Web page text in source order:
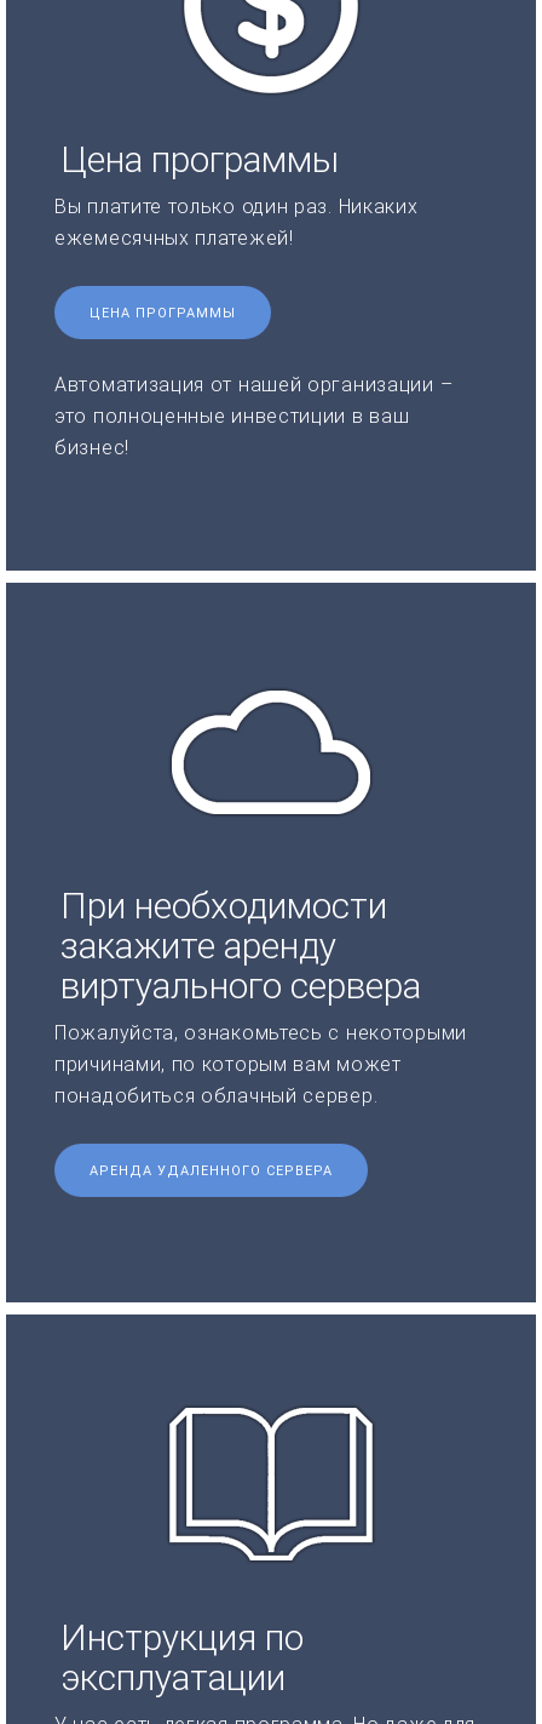
Цена программы
Вы платите только один раз. Никаких
ежемесячных платежей!
ЦЕНА ПРОГРАММЫ
Автоматизация от нашей организации –
это полноценные инвестиции в ваш
бизнес!
При необходимости
закажите аренду
виртуального сервера
Пожалуйста, ознакомьтесь с некоторыми
причинами, по которым вам может
понадобиться облачный сервер.
АРЕНДА УДАЛЕННОГО СЕРВЕРА
Инструкция по
эксплуатации